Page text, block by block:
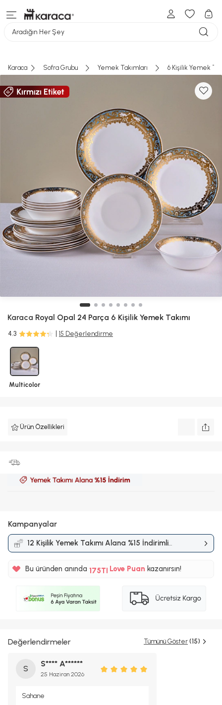
Aradığın Her Şey
Karaca Sofra Grubu Yemek Takımları 6 Kişilik Yemek
Karaca Royal Opal 24 Parça 6 Kişilik Yemek Takımı
4.3 15 Değerlendirme
Multicolor
Ürün Özellikleri
Kampanyalar
12 Kişilik Yemek Takımı Alana %15 İndirimli
Kampanyası
Bu üründen anında 175TL Love Puan kazanırsın!
Değerlendirmeler Tümünü Göster (15)
S
S**** A******
25 Haziran 2026
Sahane